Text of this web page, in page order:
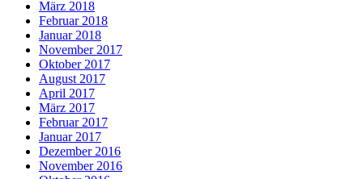
März 2018
Februar 2018
Januar 2018
November 2017
Oktober 2017
August 2017
April 2017
März 2017
Februar 2017
Januar 2017
Dezember 2016
November 2016